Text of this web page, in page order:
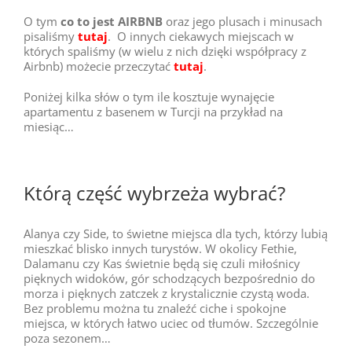
O tym co to jest AIRBNB oraz jego plusach i minusach
pisaliśmy tutaj. O innych ciekawych miejscach w
których spaliśmy (w wielu z nich dzięki współpracy z
Airbnb) możecie przeczytać tutaj.
Poniżej kilka słów o tym ile kosztuje wynajęcie
apartamentu z basenem w Turcji na przykład na
miesiąc…
Którą część wybrzeża wybrać?
Alanya czy Side, to świetne miejsca dla tych, którzy lubią
mieszkać blisko innych turystów. W okolicy Fethie,
Dalamanu czy Kas świetnie będą się czuli miłośnicy
pięknych widoków, gór schodzących bezpośrednio do
morza i pięknych zatczek z krystalicznie czystą woda.
Bez problemu można tu znaleźć ciche i spokojne
miejsca, w których łatwo uciec od tłumów. Szczególnie
poza sezonem…